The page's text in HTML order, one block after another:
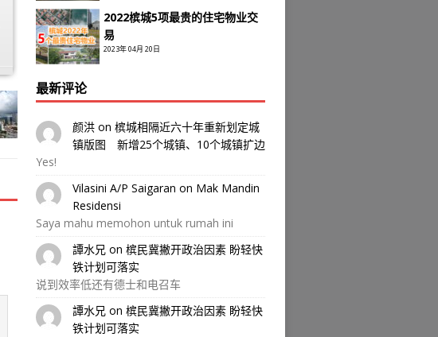
2022槟城5项最贵的住宅物业交
易
2023年 04月 20日
最新评论
颜洪 on 槟城相隔近六十年重新划定城
镇版图 新增25个城镇、10个城镇扩边
Yes!
Vilasini A/P Saigaran on Mak Mandin
Residensi
Saya mahu memohon untuk rumah ini
譚水兄 on 槟民冀撇开政治因素 盼轻快
铁计划可落实
说到效率低还有德士和电召车
譚水兄 on 槟民冀撇开政治因素 盼轻快
铁计划可落实